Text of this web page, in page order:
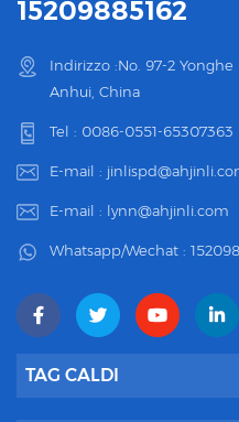
15209885162
Indirizzo :No. 97-2
Anhui, China
Tel : 0086-0551-65307363
E-mail :
E-mail : lynn@ahjinli.com
Whatsapp/Wechat :
TAG CALDI